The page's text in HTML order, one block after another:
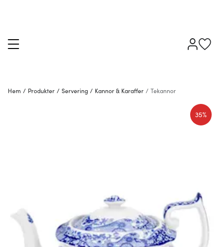
Hem / Produkter / Servering / Kannor & Karaffer / Tekannor
35%